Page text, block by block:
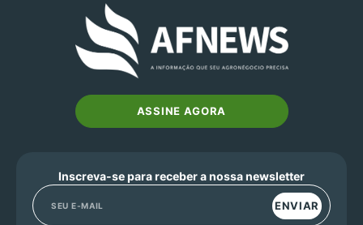
ASSINE AGORA
Inscreva-se para receber a nossa newsletter
ENVIAR